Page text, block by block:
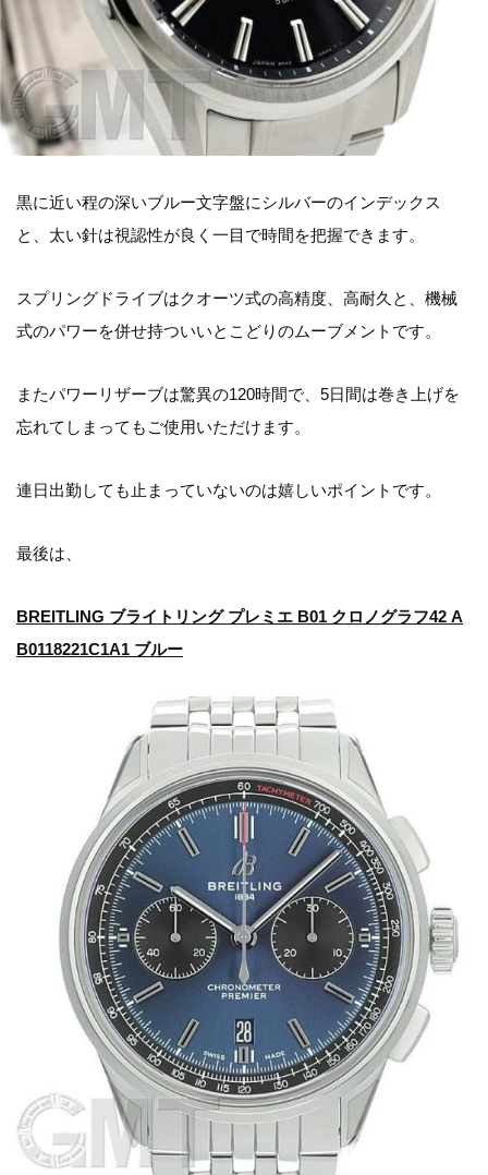
黒に近い程の深いブルー文字盤にシルバーのインデックス
と、太い針は視認性が良く一目で時間を把握できます。
スプリングドライブはクオーツ式の高精度、高耐久と、機械
式のパワーを併せ持ついいとこどりのムーブメントです。
またパワーリザーブは驚異の120時間で、5日間は巻き上げを
忘れてしまってもご使用いただけます。
連日出勤しても止まっていないのは嬉しいポイントです。
最後は、
BREITLING ブライトリング プレミエ B01 クロノグラフ42 A
B0118221C1A1 ブルー